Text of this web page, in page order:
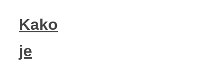
Kako
je